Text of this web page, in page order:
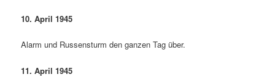
10. April 1945
Alarm und Russensturm den ganzen Tag über.
11. April 1945